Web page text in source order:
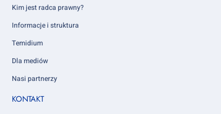
5
Kim jest radca prawny?
Informacje i struktura
Temidium
Dla mediów
Nasi partnerzy
KONTAKT